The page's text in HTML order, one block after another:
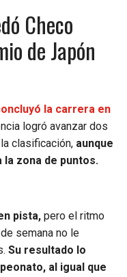
Checo
de Japón
la carrera en
logró avanzar dos
clasificación, aunque
zona de puntos.
pista, pero el ritmo
semana no le
Su resultado lo
al igual que